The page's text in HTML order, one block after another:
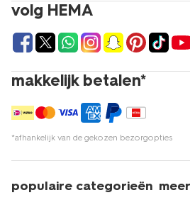
volg HEMA
makkelijk betalen*
*afhankelijk van de gekozen bezorgopties
populaire categorieën